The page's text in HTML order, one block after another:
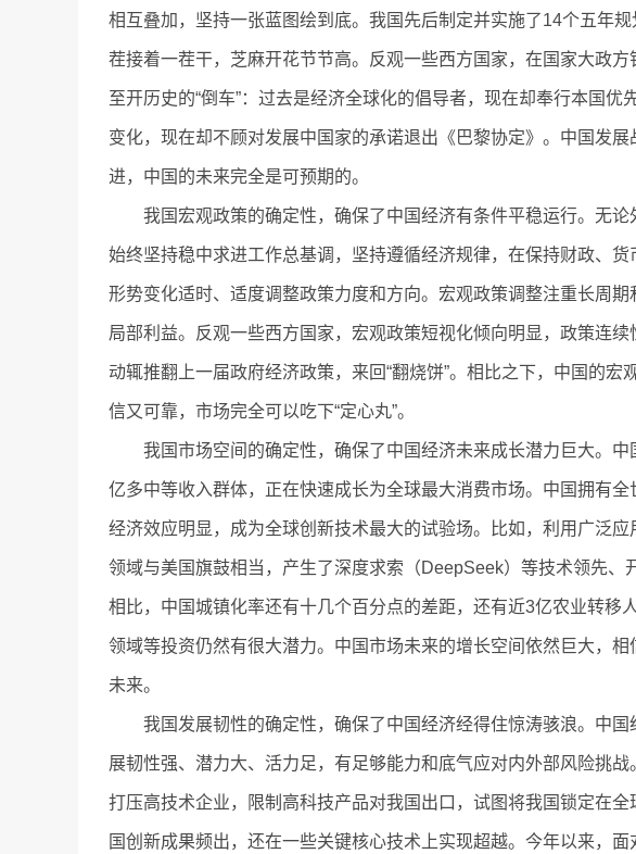
相互叠加，坚持一张蓝图绘到底。我国先后制定并实施了14个五年
茬接着一茬干，芝麻开花节节高。反观一些西方国家，在国家大政
至开历史的“倒车”：过去是经济全球化的倡导者，现在却奉行本国
变化，现在却不顾对发展中国家的承诺退出《巴黎协定》。中国发
进，中国的未来完全是可预期的。
我国宏观政策的确定性，确保了中国经济有条件平稳运行。无论
始终坚持稳中求进工作总基调，坚持遵循经济规律，在保持财政、
形势变化适时、适度调整政策力度和方向。宏观政策调整注重长周期
局部利益。反观一些西方国家，宏观政策短视化倾向明显，政策连续
动辄推翻上一届政府经济政策，来回“翻烧饼”。相比之下，中国的
信又可靠，市场完全可以吃下“定心丸”。
我国市场空间的确定性，确保了中国经济未来成长潜力巨大。中
亿多中等收入群体，正在快速成长为全球最大消费市场。中国拥有
经济效应明显，成为全球创新技术最大的试验场。比如，利用广泛
领域与美国旗鼓相当，产生了深度求索（DeepSeek）等技术领先、
相比，中国城镇化率还有十几个百分点的差距，还有近3亿农业转移
领域等投资仍然有很大潜力。中国市场未来的增长空间依然巨大，
未来。
我国发展韧性的确定性，确保了中国经济经得住惊涛骇浪。中国
展韧性强、潜力大、活力足，有足够能力和底气应对内外部风险挑战
打压高技术企业，限制高科技产品对我国出口，试图将我国锁定在
国创新成果频出，还在一些关键核心技术上实现超越。今年以来，面